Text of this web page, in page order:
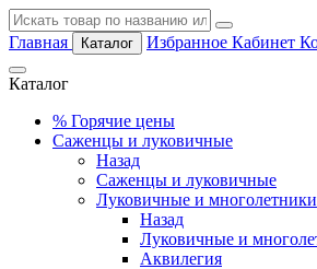
Главная Каталог Избранное Кабинет
Каталог
% Горячие цены
Саженцы и луковичные
Назад
Саженцы и луковичные
Луковичные и многолетники
Назад
Луковичные и
Аквилегия